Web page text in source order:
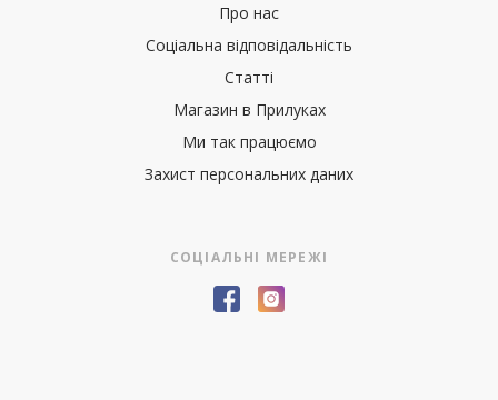
Про нас
Соціальна відповідальність
Статті
Магазин в Прилуках
Ми так працюємо
Захист персональних даних
СОЦІАЛЬНІ МЕРЕЖІ